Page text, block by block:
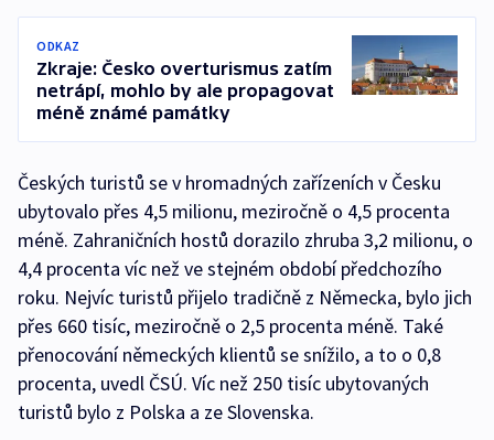
ODKAZ
Zkraje: Česko overturismus zatím
netrápí, mohlo by ale propagovat
méně známé památky
Českých turistů se v hromadných zařízeních v Česku
ubytovalo přes 4,5 milionu, meziročně o 4,5 procenta
méně. Zahraničních hostů dorazilo zhruba 3,2 milionu, o
4,4 procenta víc než ve stejném období předchozího
roku. Nejvíc turistů přijelo tradičně z Německa, bylo jich
přes 660 tisíc, meziročně o 2,5 procenta méně. Také
přenocování německých klientů se snížilo, a to o 0,8
procenta, uvedl ČSÚ. Víc než 250 tisíc ubytovaných
turistů bylo z Polska a ze Slovenska.